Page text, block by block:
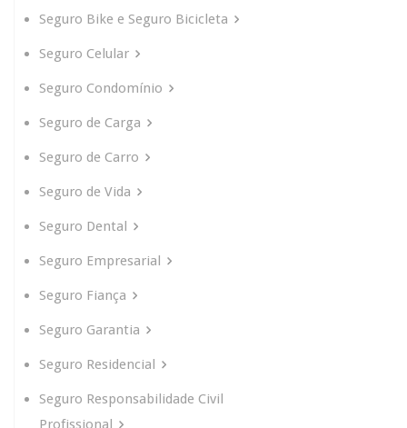
Seguro Bike e Seguro Bicicleta
Seguro Celular
Seguro Condomínio
Seguro de Carga
Seguro de Carro
Seguro de Vida
Seguro Dental
Seguro Empresarial
Seguro Fiança
Seguro Garantia
Seguro Residencial
Seguro Responsabilidade Civil
Profissional